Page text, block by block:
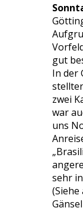
gut
In der
zwei
war
uns
sehr